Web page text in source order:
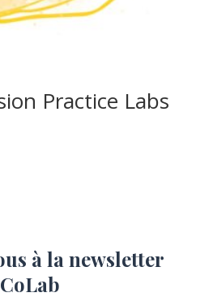
Practice Labs
à la newsletter
CoLab